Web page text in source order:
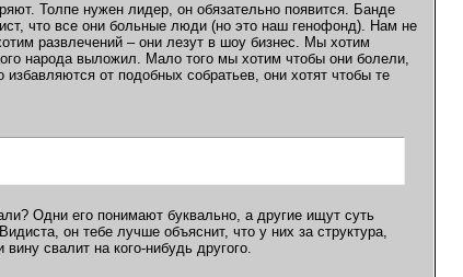
Толпе нужен лидер, он обязательно появится. Банде
что все они больные люди (но это наш генофонд). Нам не
развлечений – они лезут в шоу бизнес. Мы хотим
народа выложил. Мало того мы хотим чтобы они болели,
от подобных собратьев, они хотят чтобы те
Одни его понимают буквально, а другие ищут суть
он тебе лучше объяснит, что у них за структура,
свалит на кого-нибудь другого.